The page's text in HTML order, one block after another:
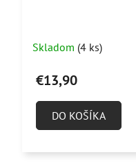
Skladom (4 ks)
€13,90
DO KOŠÍKA